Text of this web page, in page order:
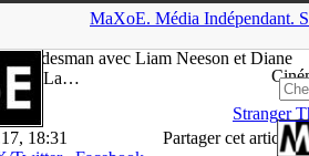
MaXoE. Média Indépendant.
Ciné
Stranger
Landesman avec Liam Neeson et Diane
La…
18:31
Partager cet article